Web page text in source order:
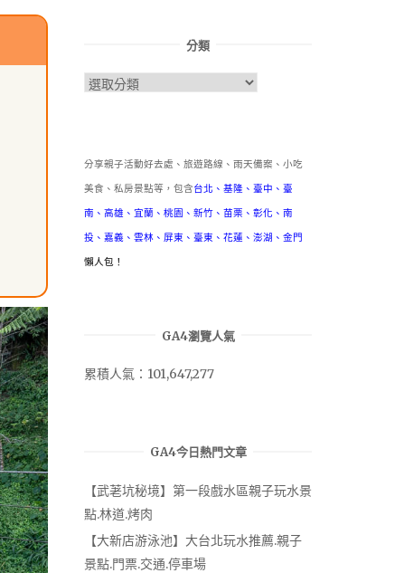
分類
分
分享親子活動好去處、旅遊路線、雨天備案、小吃
美食、私房景點等，包含台北 、 基隆 、 臺中 、 臺
南 、 高雄 、 宜蘭 、 桃園 、 新竹 、 苗栗 、 彰化 、 南
投 、 嘉義 、 雲林 、 屏東 、 臺東 、 花蓮 、 澎湖 、 金門
懶人包！
GA4瀏覽人氣
累積人氣：101,647,277
GA4今日熱門文章
【武荖坑秘境】第一段戲水區親子玩水景
點.林道.烤肉
【大新店游泳池】大台北玩水推薦.親子
景點.門票.交通.停車場